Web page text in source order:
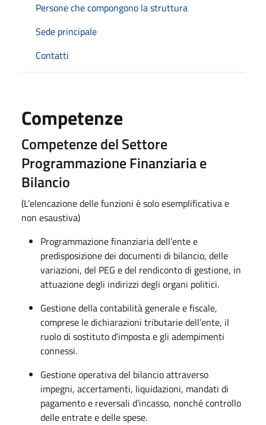
Persone che compongono la struttura
Sede principale
Contatti
Competenze
Competenze del Settore
Programmazione Finanziaria e
Bilancio
(L’elencazione delle funzioni è solo esemplificativa e
non esaustiva)
Programmazione finanziaria dell’ente e
predisposizione dei documenti di bilancio, delle
variazioni, del PEG e del rendiconto di gestione, in
attuazione degli indirizzi degli organi politici.
Gestione della contabilità generale e fiscale,
comprese le dichiarazioni tributarie dell’ente, il
ruolo di sostituto d’imposta e gli adempimenti
connessi.
Gestione operativa del bilancio attraverso
impegni, accertamenti, liquidazioni, mandati di
pagamento e reversali d’incasso, nonché controllo
delle entrate e delle spese.